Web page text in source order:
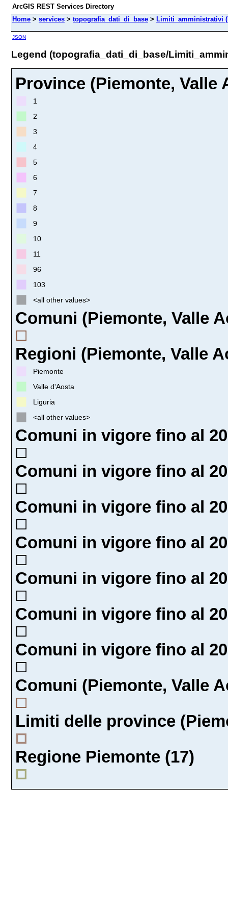
ArcGIS REST Services Directory
Home > services > topografia_dati_di_base > Limiti_amministrativi
JSON
Legend (topografia_dati_di_base/
Province (Piemonte, Valle
1
2
3
4
5
6
7
8
9
10
11
96
103
<all other values>
Comuni (Piemonte, Valle
Regioni (Piemonte, Valle
Piemonte
Valle d'Aosta
Liguria
<all other values>
Comuni in vigore fino al
Comuni in vigore fino al
Comuni in vigore fino al
Comuni in vigore fino al
Comuni in vigore fino al
Comuni in vigore fino al
Comuni in vigore fino al
Comuni (Piemonte, Valle
Limiti delle province
Regione Piemonte (17)